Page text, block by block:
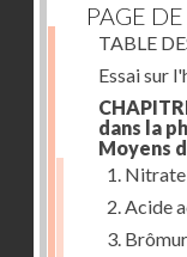
PAGE
TABLE
Essai sur
dans la
Moyens
1.
2. Acide
3.